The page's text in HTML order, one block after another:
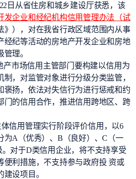
从省住房和城乡建设厅获悉，该
发企业和经纪机构信用管理办法（试
》），对在我省行政区域范围内从事
经纪等活动的房地产开发企业和房地
理。
市场信用主管部门要构建以信用为
，对监管对象进行分级分类监管，
褒扬，依法对失信行为进行惩戒和约
门的信用合作，推进信用跨地区、跨
用管理实行阶段评价信用，以6
为A（优秀）、B（良好）、C（一
对于D类信用企业，将不支持享受
便利措施，不支持参与政府投 资或
设项目。